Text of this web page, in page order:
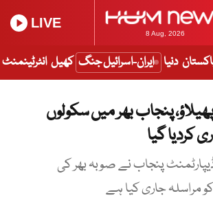
8 Aug, 2026
LIVE
دنیا ایران-اسرائیل جنگ کھیل انٹرٹینمنٹ
پنجاب بھر میں سکولوں
کردیا گیا
پنجاب نے صوبہ بھر کی
کو مراسلہ جاری کیا ہے